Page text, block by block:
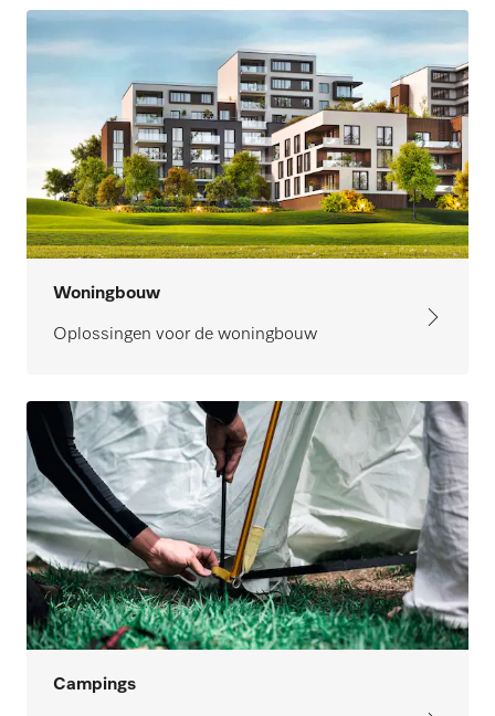
Woningbouw
Oplossingen voor de woningbouw
Campings